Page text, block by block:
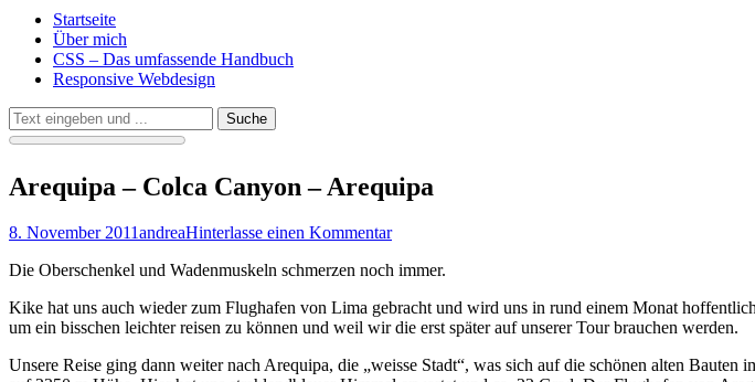
Springe
zum
Inhalt
Startseite
Über mich
CSS – Das umfassende Handbuch
Responsive Webdesign
Suchen
Suche
nach:
Arequipa – Colca Canyon – Arequipa
Veröffentlicht
8. November 2011Autor
andreaHinterlasse einen Kommentar
Die Oberschenkel und Wadenmuskeln schmerzen noch immer.
Kike hat uns auch wieder zum Flughafen von Lima gebracht und wird uns in rund einem Monat
um ein bisschen leichter reisen zu können und weil wir die erst später auf unserer Tour brauchen werden.
Unsere Reise ging dann weiter nach Arequipa, die „weisse Stadt“, was sich auf die schönen alten